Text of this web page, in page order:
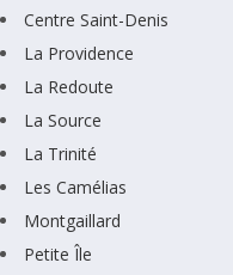
Centre Saint-Denis
La Providence
La Redoute
La Source
La Trinité
Les Camélias
Montgaillard
Petite Île